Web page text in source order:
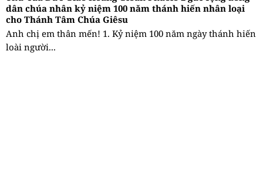
dân chúa nhân kỷ niệm 100 năm thánh hiến nhân loại
cho Thánh Tâm Chúa Giêsu
Anh chị em thân mến! 1. Kỷ niệm 100 năm ngày thánh hiến
loài người...